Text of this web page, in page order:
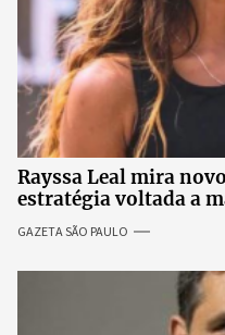
Rayssa Leal mira
estratégia voltada a
GAZETA SÃO PAULO